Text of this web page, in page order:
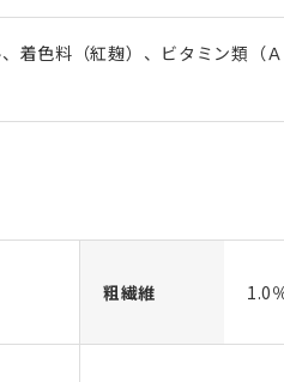
色料（紅麹）、ビタミン類（
粗繊維 1.0